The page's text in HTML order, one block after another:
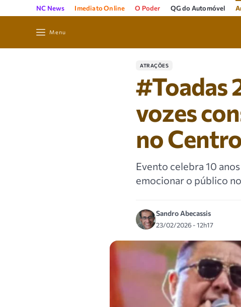
NC News Imediato Online O Poder QG do Automóvel
Menu
ATRAÇÕES
#Toadas
vozes
no
Evento celebra 10
emocionar o público
Sandro Abecassis
23/02/2026 - 12h17